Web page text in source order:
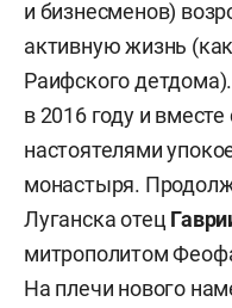
и бизнесменов)
активную жизнь
Раифского
в 2016 году и
настоятелями
монастыря.
Луганска отец
митрополитом
На плечи нового